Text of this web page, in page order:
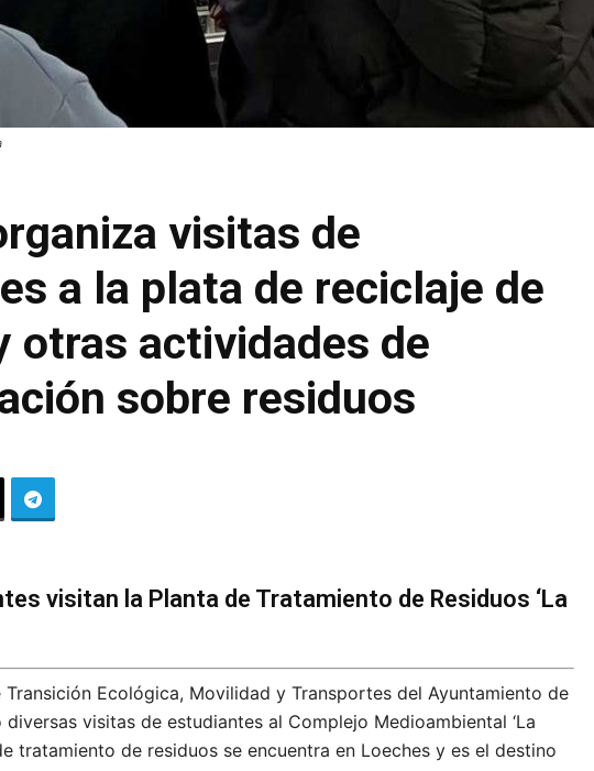
visitas de
a la plata de reciclaje de
otras actividades de
sobre residuos
visitan la Planta de Tratamiento de Residuos ‘La
Transición Ecológica, Movilidad y Transportes del Ayuntamiento de
visitas de estudiantes al Complejo Medioambiental ‘La
tratamiento de residuos se encuentra en Loeches y es el destino